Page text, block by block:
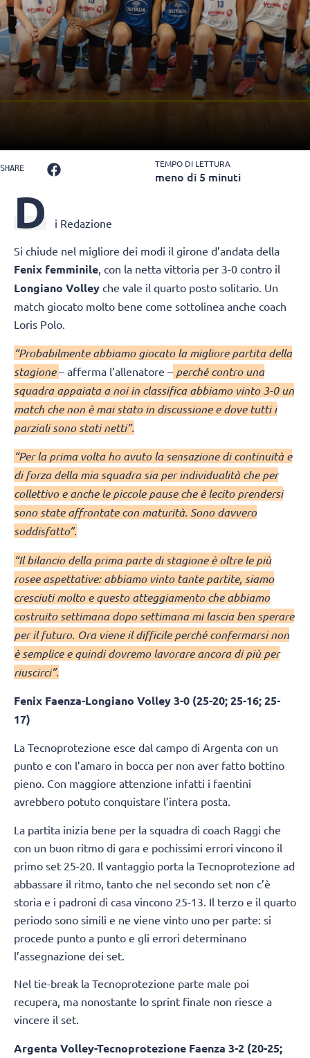
SHARE TEMPO DI LETTURA
meno di 5 minuti
D i Redazione
Si chiude nel migliore dei modi il girone d’andata della
Fenix femminile, con la netta vittoria per 3-0 contro il
Longiano Volley che vale il quarto posto solitario. Un
match giocato molto bene come sottolinea anche coach
Loris Polo.
“Probabilmente abbiamo giocato la migliore partita della
stagione– afferma l’allenatore – perché contro una
squadra appaiata a noi in classifica abbiamo vinto 3-0 un
match che non è mai stato in discussione e dove tutti i
parziali sono stati netti”.
“Per la prima volta ho avuto la sensazione di continuità e
di forza della mia squadra sia per individualità che per
collettivo e anche le piccole pause che è lecito prendersi
sono state affrontate con maturità. Sono davvero
soddisfatto”.
“Il bilancio della prima parte di stagione è oltre le più
rosee aspettative: abbiamo vinto tante partite, siamo
cresciuti molto e questo atteggiamento che abbiamo
costruito settimana dopo settimana mi lascia ben sperare
per il futuro. Ora viene il difficile perché confermarsi non
è semplice e quindi dovremo lavorare ancora di più per
riuscirci”.
Fenix Faenza-Longiano Volley 3-0 (25-20; 25-16; 25-
17)
La Tecnoprotezione esce dal campo di Argenta con un
punto e con l’amaro in bocca per non aver fatto bottino
pieno. Con maggiore attenzione infatti i faentini
avrebbero potuto conquistare l’intera posta.
La partita inizia bene per la squadra di coach Raggi che
con un buon ritmo di gara e pochissimi errori vincono il
primo set 25-20. Il vantaggio porta la Tecnoprotezione ad
abbassare il ritmo, tanto che nel secondo set non c’è
storia e i padroni di casa vincono 25-13. Il terzo e il quarto
periodo sono simili e ne viene vinto uno per parte: si
procede punto a punto e gli errori determinano
l’assegnazione dei set.
Nel tie-break la Tecnoprotezione parte male poi
recupera, ma nonostante lo sprint finale non riesce a
vincere il set.
Argenta Volley-Tecnoprotezione Faenza 3-2 (20-25;